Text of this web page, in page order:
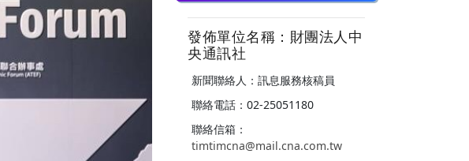
發佈單位名稱：財團法人中
央通訊社
新聞聯絡人：訊息服務核稿員
聯絡電話：02-25051180
聯絡信箱：
timtimcna@mail.cna.com.tw